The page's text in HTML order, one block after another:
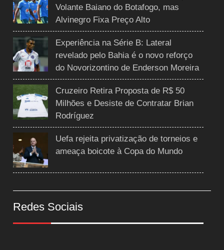
Volante Baiano do Botafogo, mas
Alvinegro Fixa Preço Alto
Experiência na Série B: Lateral
revelado pelo Bahia é o novo reforço
do Novorizontino de Enderson Moreira
Cruzeiro Retira Proposta de R$ 50
Milhões e Desiste de Contratar Brian
Rodríguez
Uefa rejeita privatização de torneios e
ameaça boicote à Copa do Mundo
Redes Sociais